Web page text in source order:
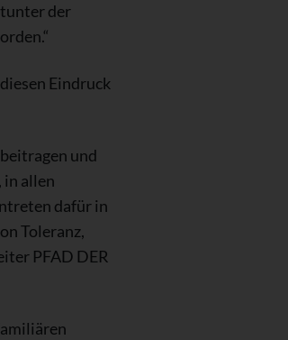
der
Eindruck
und
allen
dafür in
Toleranz,
PFAD DER